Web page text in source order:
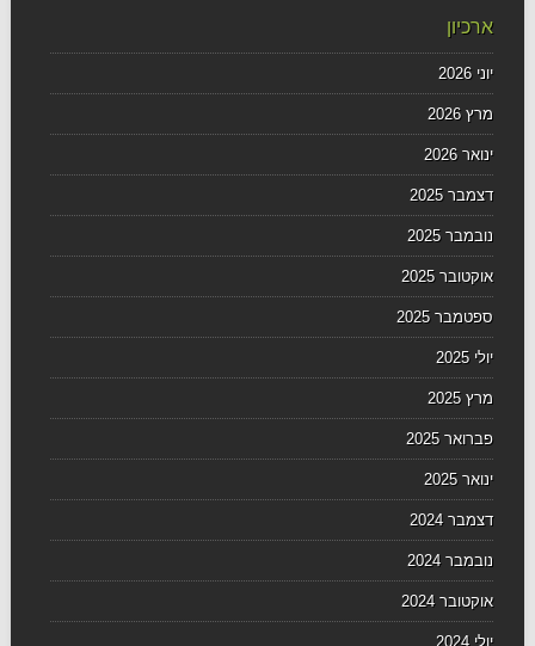
ארכיון
יוני 2026
מרץ 2026
ינואר 2026
דצמבר 2025
נובמבר 2025
אוקטובר 2025
ספטמבר 2025
יולי 2025
מרץ 2025
פברואר 2025
ינואר 2025
דצמבר 2024
נובמבר 2024
אוקטובר 2024
יולי 2024